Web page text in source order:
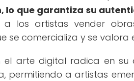
lo que garantiza su
a los artistas vender
se comercializa y se valora
el arte digital radica en
permitiendo a artistas